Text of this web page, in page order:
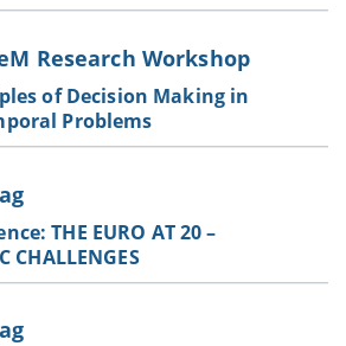
Research Workshop
of Decision Making in
Problems
THE EURO AT 20 –
CHALLENGES